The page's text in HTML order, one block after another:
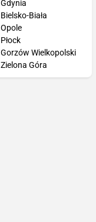
Gdynia
Bielsko-Biała
Opole
Płock
Gorzów Wielkopolski
Zielona Góra